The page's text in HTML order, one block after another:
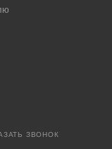
ЗВОНОК